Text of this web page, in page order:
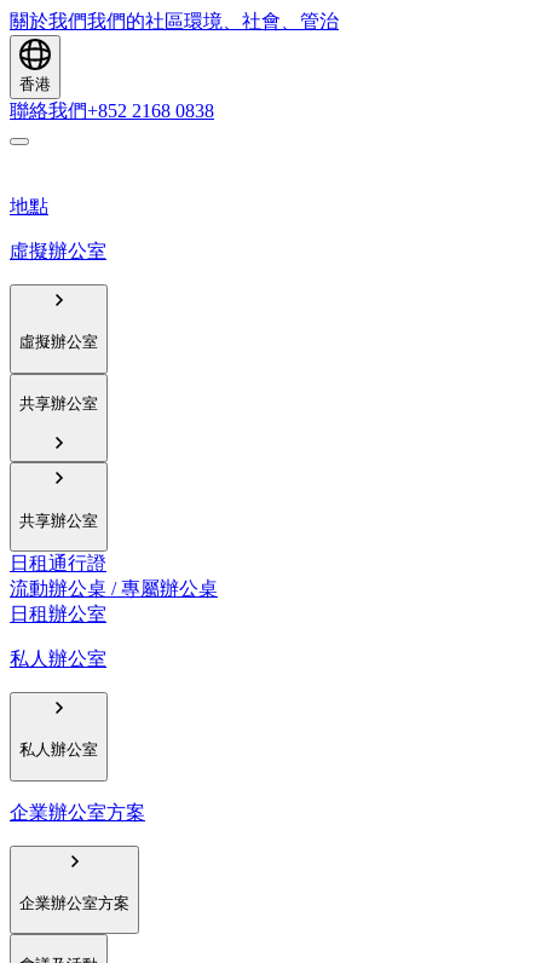
關於我們我們的社區環境、社會、管治
香港
聯絡我們+852 2168 0838
地點
虛擬辦公室
虛擬辦公室
共享辦公室
共享辦公室
日租通行證
流動辦公桌 / 專屬辦公桌
日租辦公室
私人辦公室
私人辦公室
企業辦公室方案
企業辦公室方案